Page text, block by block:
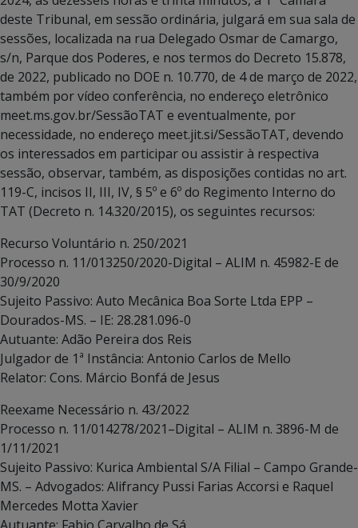
deste Tribunal, em sessão ordinária, julgará em sua sala de
sessões, localizada na rua Delegado Osmar de Camargo,
s/n, Parque dos Poderes, e nos termos do Decreto 15.878,
de 2022, publicado no DOE n. 10.770, de 4 de março de 2022,
também por vídeo conferência, no endereço eletrônico
meet.ms.gov.br/SessãoTAT e eventualmente, por
necessidade, no endereço meet.jit.si/SessãoTAT, devendo
os interessados em participar ou assistir à respectiva
sessão, observar, também, as disposições contidas no art.
119-C, incisos II, III, IV, § 5º e 6º do Regimento Interno do
TAT (Decreto n. 14.320/2015), os seguintes recursos:
Recurso Voluntário n. 250/2021
Processo n. 11/013250/2020-Digital – ALIM n. 45982-E de
30/9/2020
Sujeito Passivo: Auto Mecânica Boa Sorte Ltda EPP –
Dourados-MS. – IE: 28.281.096-0
Autuante: Adão Pereira dos Reis
Julgador de 1ª Instância: Antonio Carlos de Mello
Relator: Cons. Márcio Bonfá de Jesus
Reexame Necessário n. 43/2022
Processo n. 11/014278/2021–Digital – ALIM n. 3896-M de
1/11/2021
Sujeito Passivo: Kurica Ambiental S/A Filial – Campo Grande-
MS. – Advogados: Alifrancy Pussi Farias Accorsi e Raquel
Mercedes Motta Xavier